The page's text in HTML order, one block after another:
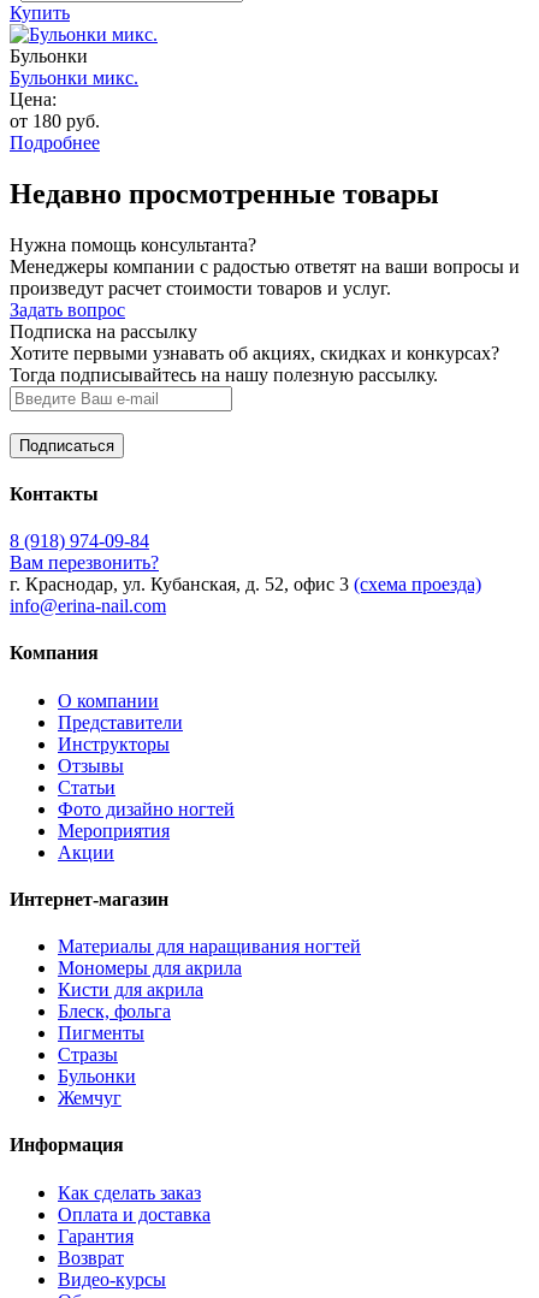
Купить
Бульонки
Бульонки микс.
Цена:
от 180 руб.
Подробнее
Недавно просмотренные товары
Нужна помощь консультанта?
Менеджеры компании с радостью ответят на ваши вопросы и
произведут расчет стоимости товаров и услуг.
Задать вопрос
Подписка на рассылку
Хотите первыми узнавать об акциях, скидках и конкурсах?
Тогда подписывайтесь на нашу полезную рассылку.
Контакты
8 (918) 974-09-84
Вам перезвонить?
г. Краснодар, ул. Кубанская, д. 52, офис 3 (схема проезда)
info@erina-nail.com
Компания
О компании
Представители
Инструкторы
Отзывы
Статьи
Фото дизайно ногтей
Мероприятия
Акции
Интернет-магазин
Материалы для наращивания ногтей
Мономеры для акрила
Кисти для акрила
Блеск, фольга
Пигменты
Стразы
Бульонки
Жемчуг
Информация
Как сделать заказ
Оплата и доставка
Гарантия
Возврат
Видео-курсы